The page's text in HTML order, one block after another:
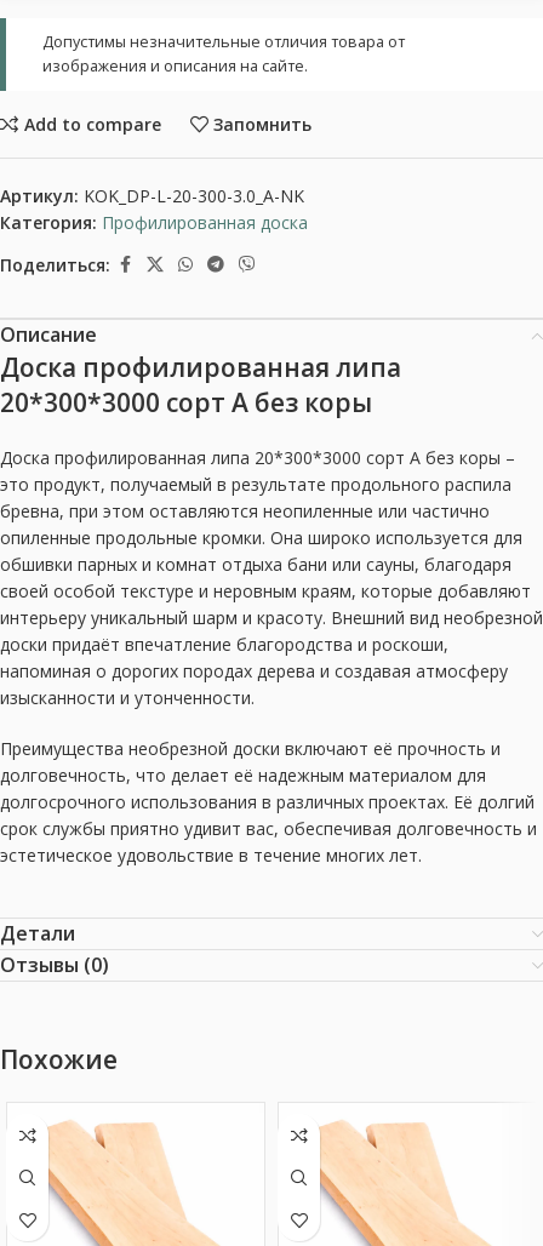
Допустимы незначительные отличия товара от
изображения и описания на сайте.
Add to compare Запомнить
Артикул: KOK_DP-L-20-300-3.0_A-NK
Категория: Профилированная доска
Поделиться:
Описание
Доска профилированная липа
20*300*3000 сорт А без коры
Доска профилированная липа 20*300*3000 сорт А без коры –
это продукт, получаемый в результате продольного распила
бревна, при этом оставляются неопиленные или частично
опиленные продольные кромки. Она широко используется для
обшивки парных и комнат отдыха бани или сауны, благодаря
своей особой текстуре и неровным краям, которые добавляют
интерьеру уникальный шарм и красоту. Внешний вид необрезной
доски придаёт впечатление благородства и роскоши,
напоминая о дорогих породах дерева и создавая атмосферу
изысканности и утонченности.
Преимущества необрезной доски включают её прочность и
долговечность, что делает её надежным материалом для
долгосрочного использования в различных проектах. Её долгий
срок службы приятно удивит вас, обеспечивая долговечность и
эстетическое удовольствие в течение многих лет.
Детали
Отзывы (0)
Похожие